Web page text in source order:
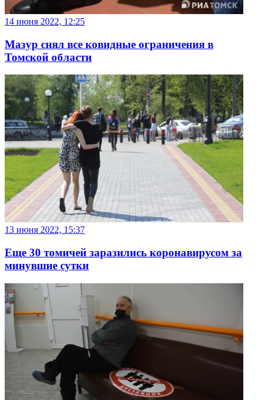
14 июня 2022, 12:25
Мазур снял все ковидные ограничения в
Томской области
13 июня 2022, 15:37
Еще 30 томичей заразились коронавирусом за
минувшие сутки